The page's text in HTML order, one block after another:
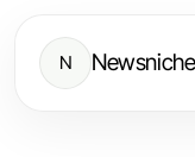
N Newsniche